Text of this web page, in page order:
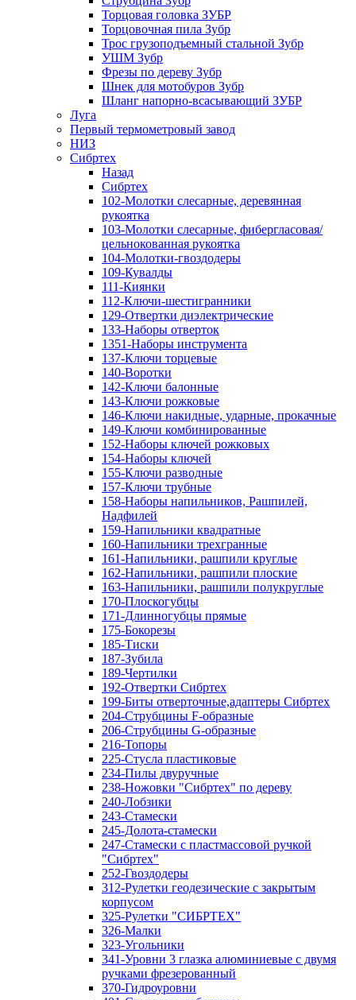
Торцовая головка ЗУБР
Торцовочная пила Зубр
Трос грузоподъемный стальной Зубр
УШМ Зубр
Фрезы по дереву Зубр
Шнек для мотобуров Зубр
Шланг напорно-всасывающий ЗУБР
Луга
Первый термометровый завод
НИЗ
Сибртех
Назад
Сибртех
102-Молотки слесарные, деревянная
рукоятка
103-Молотки слесарные, фибергласовая/
цельнокованная рукоятка
104-Молотки-гвоздодеры
109-Кувалды
111-Киянки
112-Ключи-шестигранники
129-Отвертки диэлектрические
133-Наборы отверток
1351-Наборы инструмента
137-Ключи торцевые
140-Воротки
142-Ключи балонные
143-Ключи рожковые
146-Ключи накидные, ударные, прокачные
149-Ключи комбинированные
152-Наборы ключей рожковых
154-Наборы ключей
155-Ключи разводные
157-Ключи трубные
158-Наборы напильников, Рашпилей,
Надфилей
159-Напильники квадратные
160-Напильники трехгранные
161-Напильники, рашпили круглые
162-Напильники, рашпили плоские
163-Напильники, рашпили полукруглые
170-Плоскогубцы
171-Длинногубцы прямые
175-Бокорезы
185-Тиски
187-Зубила
189-Чертилки
192-Отвертки Сибртех
199-Биты отверточные,адаптеры Сибртех
204-Струбцины F-образные
206-Струбцины G-образные
216-Топоры
225-Стусла пластиковые
234-Пилы двуручные
238-Ножовки "Сибртех" по дереву
240-Лобзики
243-Стамески
245-Долота-стамески
247-Стамески с пластмассовой ручкой
"Сибртех"
252-Гвоздодеры
312-Рулетки геодезические с закрытым
корпусом
325-Рулетки "СИБРТЕХ"
326-Малки
323-Угольники
341-Уровни 3 глазка алюминиевые с двумя
ручками фрезерованный
370-Гидроуровни